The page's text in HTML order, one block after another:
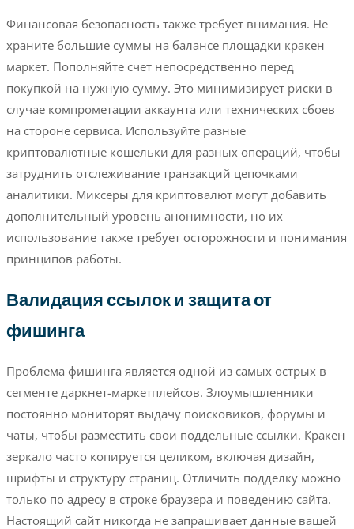
Финансовая безопасность также требует внимания. Не
храните большие суммы на балансе площадки кракен
маркет. Пополняйте счет непосредственно перед
покупкой на нужную сумму. Это минимизирует риски в
случае компрометации аккаунта или технических сбоев
на стороне сервиса. Используйте разные
криптовалютные кошельки для разных операций, чтобы
затруднить отслеживание транзакций цепочками
аналитики. Миксеры для криптовалют могут добавить
дополнительный уровень анонимности, но их
использование также требует осторожности и понимания
принципов работы.
Валидация ссылок и защита от
фишинга
Проблема фишинга является одной из самых острых в
сегменте даркнет-маркетплейсов. Злоумышленники
постоянно мониторят выдачу поисковиков, форумы и
чаты, чтобы разместить свои поддельные ссылки. Кракен
зеркало часто копируется целиком, включая дизайн,
шрифты и структуру страниц. Отличить подделку можно
только по адресу в строке браузера и поведению сайта.
Настоящий сайт никогда не запрашивает данные вашей